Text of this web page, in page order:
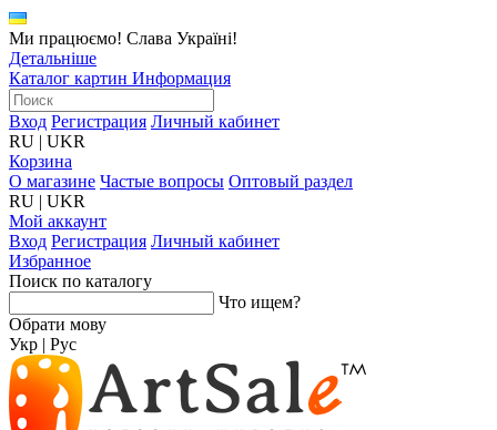
Ми працюємо! Слава Україні!
Детальніше
Каталог картин Информация
Вход Регистрация Личный кабинет
RU | UKR
Корзина
О магазине Частые вопросы Оптовый раздел
RU | UKR
Мой аккаунт
Вход Регистрация Личный кабинет
Избранное
Поиск по каталогу
Что ищем?
Обрати мову
Укр | Рус